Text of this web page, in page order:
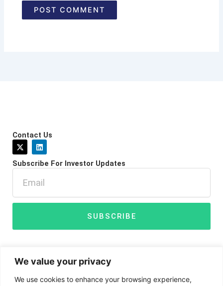
We value your privacy
We use cookies to enhance your browsing experience,
Contact Us
X
-
t
w
e
r
L
i
n
k
d
i
n
Subscribe For Investor Updates
SUBSCRIBE